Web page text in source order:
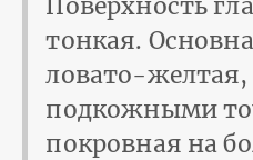
тонкая.
ловато-
подкожными
покровная на